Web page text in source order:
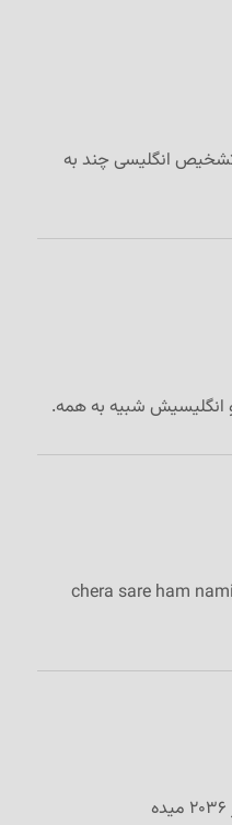
انگلیسی چند به
شبیه به همه.
chera sare ham